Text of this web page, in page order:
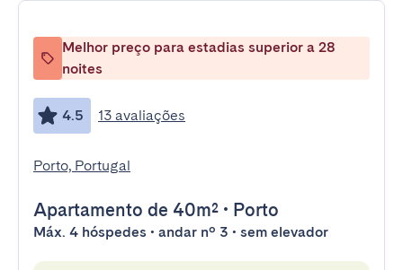
Melhor preço para estadias superior a 28
noites
4.5 13 avaliações
Porto, Portugal
Apartamento de 40m² • Porto
Máx. 4 hóspedes • andar nº 3 • sem elevador